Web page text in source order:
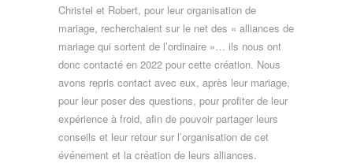
Christel et Robert, pour leur organisation de
mariage, recherchaient sur le net des « alliances de
mariage qui sortent de l’ordinaire »… ils nous ont
donc contacté en 2022 pour cette création. Nous
avons repris contact avec eux, après leur mariage,
pour leur poser des questions, pour profiter de leur
expérience à froid, afin de pouvoir partager leurs
conseils et leur retour sur l’organisation de cet
événement et la création de leurs alliances.